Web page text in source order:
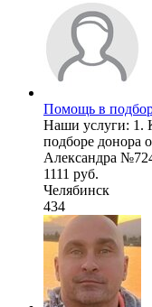
Помощь в
Наши услуги: 1.
подборе донора
Александра
1111 руб.
Челябинск
434